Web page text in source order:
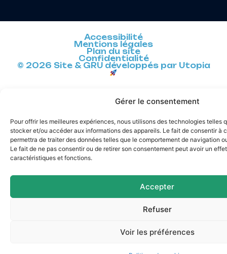
Gérer le consentement
Pour offrir les meilleures expériences, nous utilisons des technologies telles
stocker et/ou accéder aux informations des appareils. Le fait de consentir à
permettra de traiter des données telles que le comportement de navigation
Le fait de ne pas consentir ou de retirer son consentement peut avoir un
caractéristiques et fonctions.
Accepter
Refuser
Voir les préférences
Accessibilité
Mentions légales
Plan du site
Confidentialité
© 2026 Site & GRU développés par Utopia